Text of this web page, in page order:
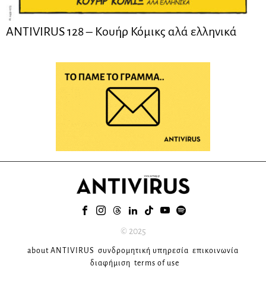
ANTIVIRUS 128 – Kουήρ Κόμικς αλά ελληνικά
© 2025
about ANTIVIRUS συνδρομητική υπηρεσία επικοινωνία
διαφήμιση terms of use